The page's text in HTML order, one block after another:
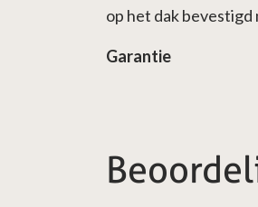
op het dak
Garantie